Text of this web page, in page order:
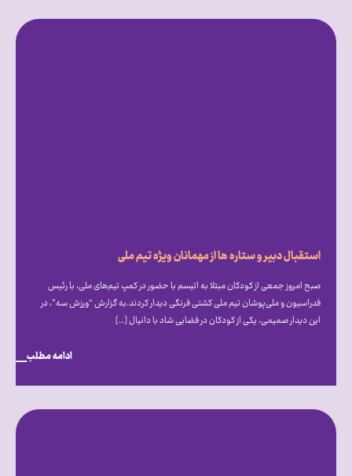
استقبال دبیر و ستاره ها از مهمانان ویژه تیم ملی
صبح امروز جمعی از کودکان مبتلا به اتیسم با حضور در کمپ تیم‌های ملی، با رئیس
فدراسیون و ملی‌پوشان تیم ملی کشتی فرنگی دیدار کردند.به گزارش “ورزش سه”، در
این دیدار صمیمی، یکی از کودکان در فضایی شاد با دانیال […]
ادامه مطلب